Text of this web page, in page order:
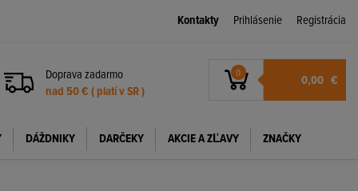
Kontakty Prihlásenie Registrácia
Doprava zadarmo
nad 50 € ( platí v SR )
0 0,00 €
DÁŽDNIKY DARČEKY AKCIE A ZĽAVY ZNAČKY